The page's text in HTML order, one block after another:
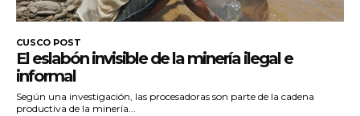
CUSCO POST
El eslabón invisible de la minería ilegal e
informal
Según una investigación, las procesadoras son parte de la cadena
productiva de la minería...